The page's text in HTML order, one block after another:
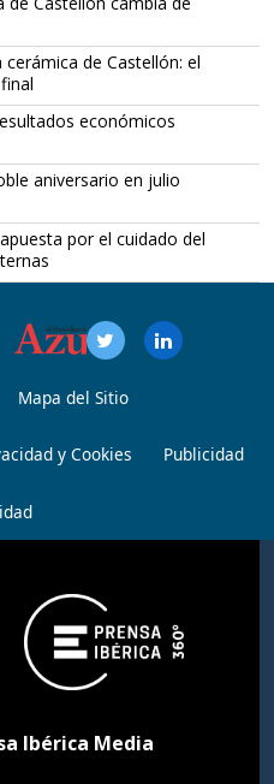
de Castellón: el
económicos
aniversario en julio
por el cuidado del
Mapa del Sitio
y Cookies Publicidad
Ibérica Media